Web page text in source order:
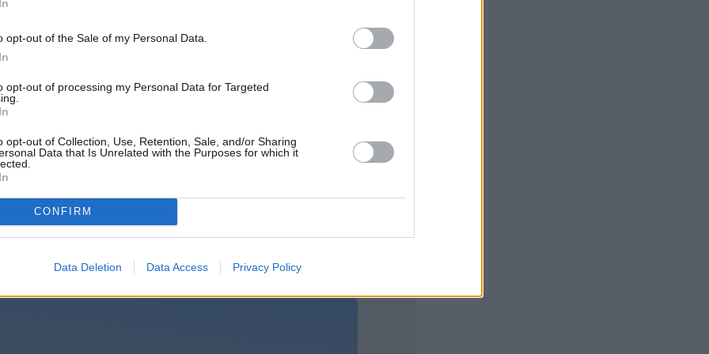
opt-out of the Sale of my Personal Data.
opt-out of processing my Personal Data for Targeted
opt-out of Collection, Use, Retention, Sale, and/or Sharing
Data that Is Unrelated with the Purposes for which it
CONFIRM
Data Deletion Data Access Privacy Policy
kuin yön yli kulkeviin juniin saa hyvissä ajoin etukäteen varattuna
Yöjunien ja muiden junien kohdalla edestakaisesta lipusta saatava alennus
suuntaan kulkevaan yöjunaan edestakaisen lipun kuin lipun vain yhteen
reittejä, kannattaa varata myös paikkalippu, sillä muuten ainakin osan
paikka, mutta jos haluaa tietyn paikan tai että koko porukka on samassa
eli PKP:nsivuilta englanniksi.
Omiossa
ainakin vuosikymmenen loppupuolelle asti.